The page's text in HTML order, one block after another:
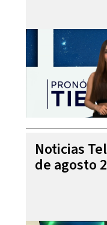
Noticias
de agosto